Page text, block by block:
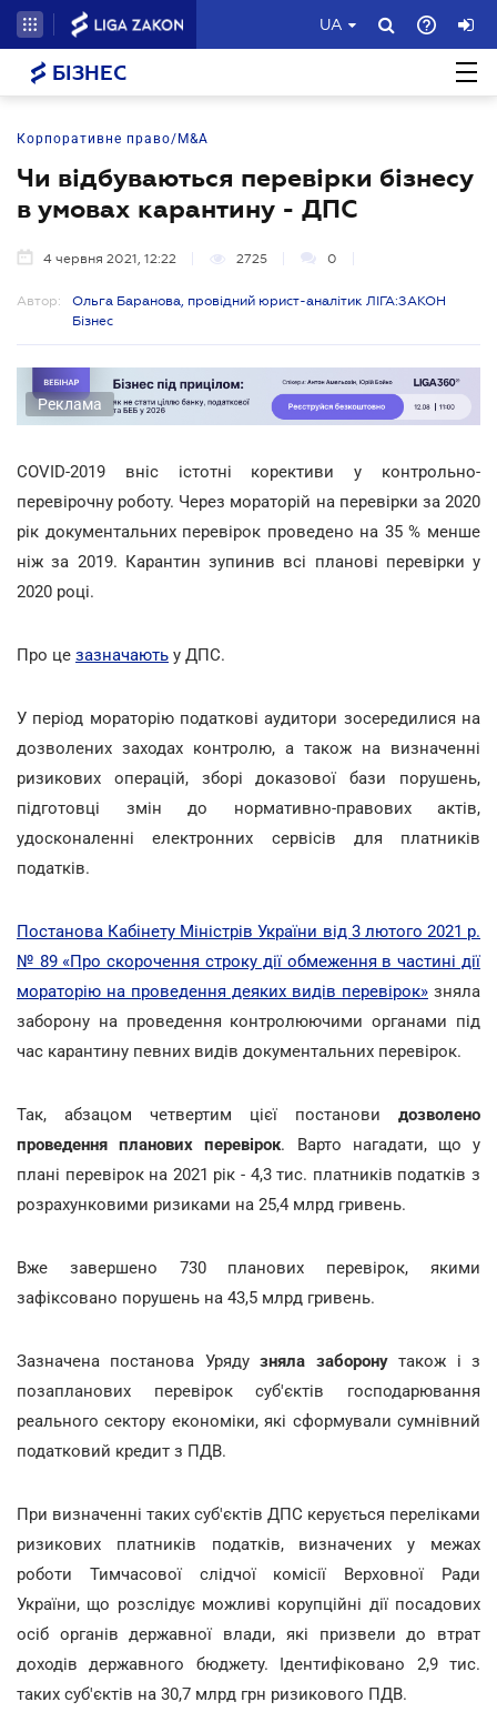
UA
БІЗНЕС
Корпоративне право/M&A
Чи відбуваються перевірки бізнесу
в умовах карантину - ДПС
4 червня 2021, 12:22 2725 0
Автор:
Ольга Баранова, провідний юрист-аналітик ЛІГА:ЗАКОН
Бізнес
Реклама
COVID-2019 вніс істотні корективи у контрольно-
перевірочну роботу. Через мораторій на перевірки за 2020
рік документальних перевірок проведено на 35 % менше
ніж за 2019. Карантин зупинив всі планові перевірки у
2020 році.
Про це зазначають у ДПС.
У період мораторію податкові аудитори зосередилися на
дозволених заходах контролю, а також на визначенні
ризикових операцій, зборі доказової бази порушень,
підготовці змін до нормативно-правових актів,
удосконаленні електронних сервісів для платників
податків.
Постанова Кабінету Міністрів України від 3 лютого 2021 р.
№ 89 «Про скорочення строку дії обмеження в частині дії
мораторію на проведення деяких видів перевірок» зняла
заборону на проведення контролюючими органами під
час карантину певних видів документальних перевірок.
Так, абзацом четвертим цієї постанови дозволено
проведення планових перевірок. Варто нагадати, що у
плані перевірок на 2021 рік - 4,3 тис. платників податків з
розрахунковими ризиками на 25,4 млрд гривень.
Вже завершено 730 планових перевірок, якими
зафіксовано порушень на 43,5 млрд гривень.
Зазначена постанова Урядузняла заборонутакож і з
позапланових перевірок суб'єктів господарювання
реального сектору економіки, які сформували сумнівний
податковий кредит з ПДВ.
При визначенні таких суб'єктів ДПС керується переліками
ризикових платників податків, визначених у межах
роботи Тимчасової слідчої комісії Верховної Ради
України, що розслідує можливі корупційні дії посадових
осіб органів державної влади, які призвели до втрат
доходів державного бюджету. Ідентифіковано 2,9 тис.
таких суб'єктів на 30,7 млрд грн ризикового ПДВ.